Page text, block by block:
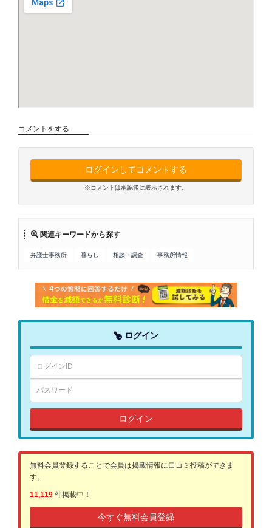
コメントをする
ログインしてコメントする
※コメントは承認後に表示されます。
関連キーワードから探す
弁護士事務所 暮らし 相談・調査 事務所情報
ログイン
ログイン
無料会員登録することで会員は掲載情報に口コミ投稿ができま
す。
11,119 件掲載中！
今すぐ無料会員登録